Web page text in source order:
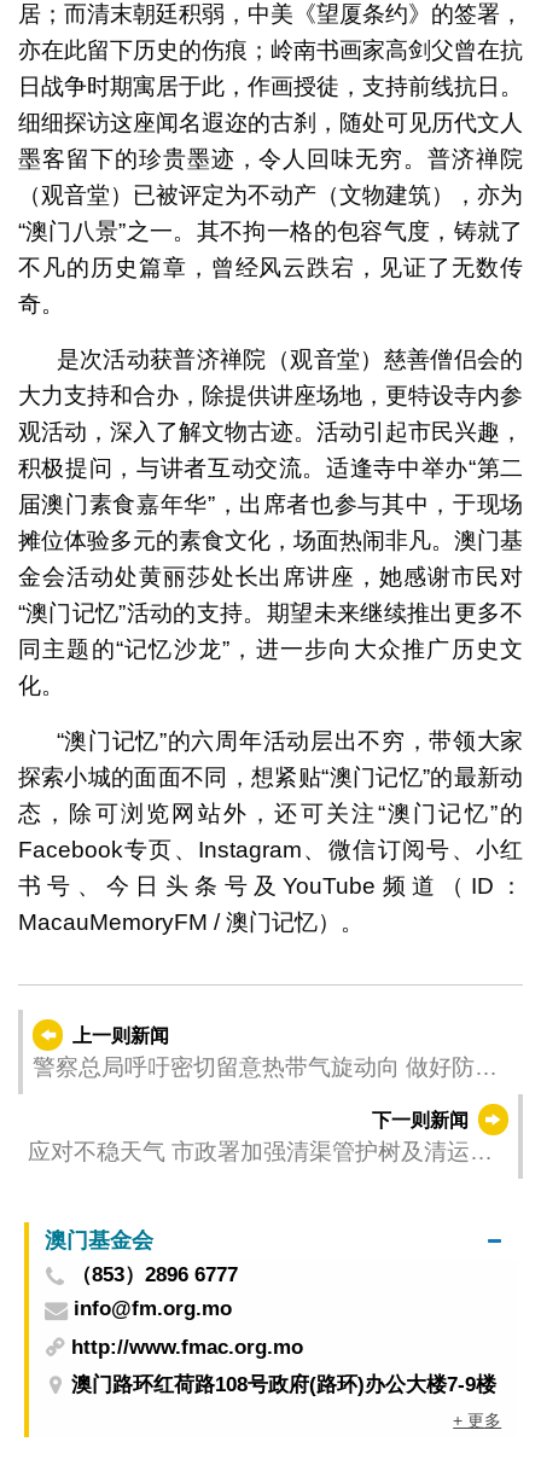
居；而清末朝廷积弱，中美《望厦条约》的签署，
亦在此留下历史的伤痕；岭南书画家高剑父曾在抗
日战争时期寓居于此，作画授徒，支持前线抗日。
细细探访这座闻名遐迩的古刹，随处可见历代文人
墨客留下的珍贵墨迹，令人回味无穷。普济禅院
（观音堂）已被评定为不动产（文物建筑），亦为
“澳门八景”之一。其不拘一格的包容气度，铸就了
不凡的历史篇章，曾经风云跌宕，见证了无数传
奇。
是次活动获普济禅院（观音堂）慈善僧侣会的
大力支持和合办，除提供讲座场地，更特设寺内参
观活动，深入了解文物古迹。活动引起市民兴趣，
积极提问，与讲者互动交流。适逢寺中举办“第二
届澳门素食嘉年华”，出席者也参与其中，于现场
摊位体验多元的素食文化，场面热闹非凡。澳门基
金会活动处黄丽莎处长出席讲座，她感谢市民对
“澳门记忆”活动的支持。期望未来继续推出更多不
同主题的“记忆沙龙”，进一步向大众推广历史文
化。
“澳门记忆”的六周年活动层出不穷，带领大家
探索小城的面面不同，想紧贴“澳门记忆”的最新动
态，除可浏览网站外，还可关注“澳门记忆”的
Facebook专页、Instagram、微信订阅号、小红
书号、今日头条号及YouTube频道（ID：
MacauMemoryFM / 澳门记忆）。
上一则新闻
警察总局呼吁密切留意热带气旋动向 做好防风
下一则新闻
应对不稳天气 市政署加强清渠管护树及清运垃
澳门基金会
（853）2896 6777
info@fm.org.mo
http://www.fmac.org.mo
澳门路环红荷路108号政府(路环)办公大楼7-9楼
+ 更多